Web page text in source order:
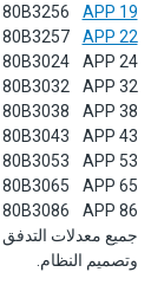
APP 19
APP 22
APP 24
APP 32
APP 38
APP 43
APP 53
APP 65
APP 86
وتصميم النظام.